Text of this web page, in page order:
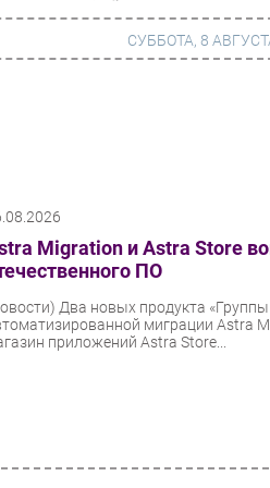
CIO/
Гаджеты
СУББОТА, 8
Migration и Astra Store
ПО
Два новых продукта
миграции Astra
приложений Astra Store...